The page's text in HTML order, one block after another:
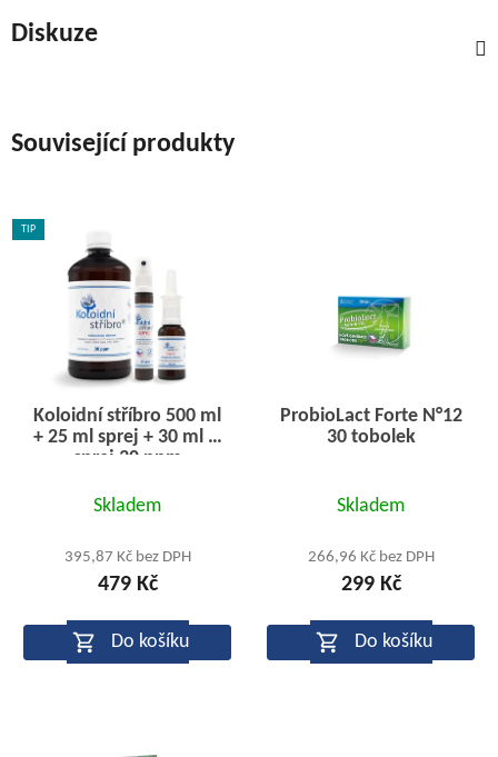
Diskuze
Související produkty
TIP
Koloidní stříbro 500 ml
+ 25 ml sprej + 30 ml N
sprej 30 ppm
produktu
je
4,8
z
Skladem
395,87 Kč bez DPH
479 Kč
Do košíku
ProbioLact Forte N°12
30 tobolek
produktu
je
4,5
z
Skladem
266,96 Kč bez DPH
299 Kč
Do košíku